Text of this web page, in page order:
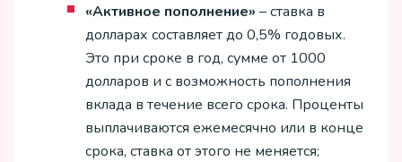
«Активное пополнение» – ставка в
долларах составляет до 0,5% годовых.
Это при сроке в год, сумме от 1000
долларов и с возможность пополнения
вклада в течение всего срока. Проценты
выплачиваются ежемесячно или в конце
срока, ставка от этого не меняется;